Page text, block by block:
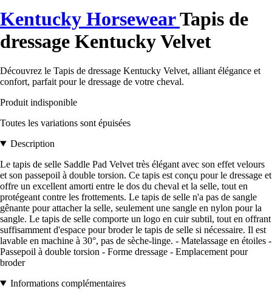
Kentucky HorsewearTapis de
dressage Kentucky Velvet
Découvrez le Tapis de dressage Kentucky Velvet, alliant élégance et
confort, parfait pour le dressage de votre cheval.
Produit indisponible
Toutes les variations sont épuisées
Description
Le tapis de selle Saddle Pad Velvet très élégant avec son effet velours
et son passepoil à double torsion. Ce tapis est conçu pour le dressage et
offre un excellent amorti entre le dos du cheval et la selle, tout en
protégeant contre les frottements. Le tapis de selle n'a pas de sangle
gênante pour attacher la selle, seulement une sangle en nylon pour la
sangle. Le tapis de selle comporte un logo en cuir subtil, tout en offrant
suffisamment d'espace pour broder le tapis de selle si nécessaire. Il est
lavable en machine à 30°, pas de sèche-linge. - Matelassage en étoiles -
Passepoil à double torsion - Forme dressage - Emplacement pour
broder
Informations complémentaires